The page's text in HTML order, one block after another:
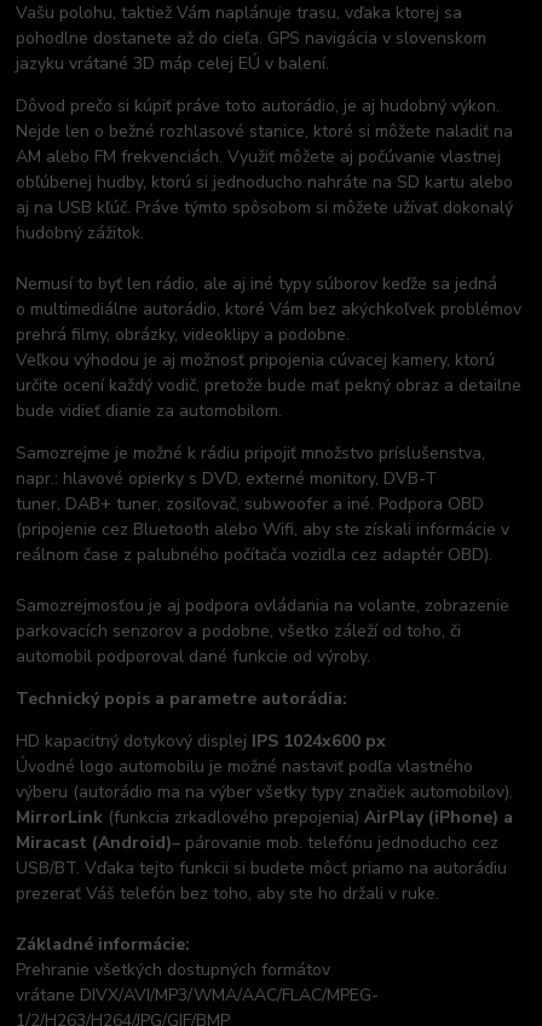
Vašu polohu, taktiež Vám naplánuje trasu, vďaka ktorej sa
pohodlne dostanete až do cieľa. GPS navigácia v slovenskom
jazyku vrátané 3D máp celej EÚ v balení.
Dôvod prečo si kúpiť práve toto autorádio, je aj hudobný výkon.
Nejde len o bežné rozhlasové stanice, ktoré si môžete naladiť na
AM alebo FM frekvenciách. Využiť môžete aj počúvanie vlastnej
obľúbenej hudby, ktorú si jednoducho nahráte na SD kartu alebo
aj na USB kľúč. Práve týmto spôsobom si môžete užívať dokonalý
hudobný zážitok.
Nemusí to byť len rádio, ale aj iné typy súborov keďže sa jedná
o multimediálne autorádio, ktoré Vám bez akýchkoľvek problémov
prehrá filmy, obrázky, videoklipy a podobne.
Veľkou výhodou je aj možnosť pripojenia cúvacej kamery, ktorú
určite ocení každý vodič, pretože bude mať pekný obraz a detailne
bude vidieť dianie za automobilom.
Samozrejme je možné k rádiu pripojiť množstvo príslušenstva,
napr.: hlavové opierky s DVD, externé monitory, DVB-T
tuner, DAB+ tuner, zosiľovač, subwoofer a iné. Podpora OBD
(pripojenie cez Bluetooth alebo Wifi, aby ste získali informácie v
reálnom čase z palubného počítača vozidla cez adaptér OBD).
Samozrejmosťou je aj podpora ovládania na volante, zobrazenie
parkovacích senzorov a podobne, všetko záleží od toho, či
automobil podporoval dané funkcie od výroby.
Technický popis a parametre autorádia:
HD kapacitný dotykový displej IPS 1024x600 px
Úvodné logo automobilu je možné nastaviť podľa vlastného
výberu (autorádio ma na výber všetky typy značiek automobilov).
MirrorLink (funkcia zrkadlového prepojenia)AirPlay (iPhone) a
Miracast (Android)– párovanie mob. telefónu jednoducho cez
USB/BT. Vďaka tejto funkcii si budete môcť priamo na autorádiu
prezerať Váš telefón bez toho, aby ste ho držali v ruke.
Základné informácie:
Prehranie všetkých dostupných formátov
vrátane DIVX/AVI/MP3/WMA/AAC/FLAC/MPEG-
1/2/H263/H264/JPG/GIF/BMP